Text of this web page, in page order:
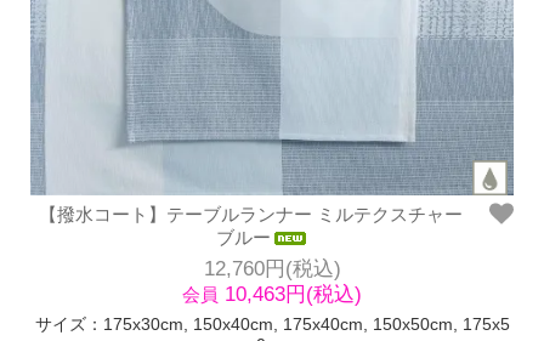
【撥水コート】テーブルランナー ミルテクスチャー
ブルー
12,760円(税込)
会員 10,463円(税込)
サイズ：175x30cm, 150x40cm, 175x40cm, 150x50cm, 175x5